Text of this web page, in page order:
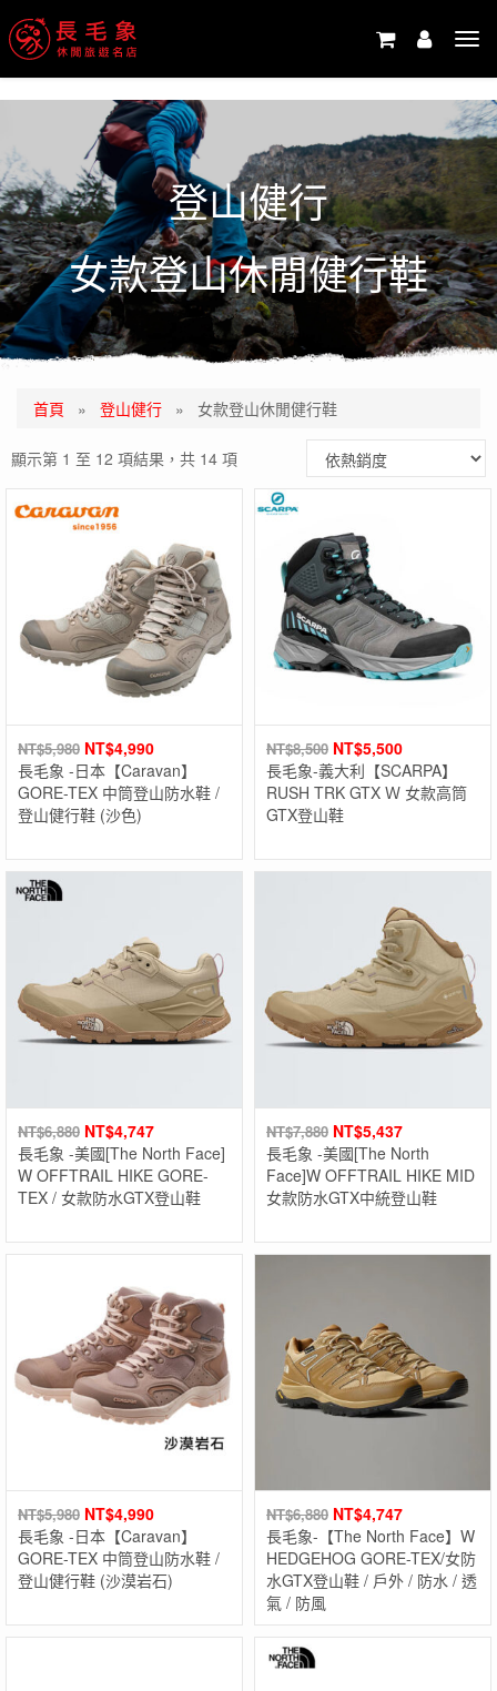
登山健行
女款登山休閒健行鞋
首頁 » 登山健行 » 女款登山休閒健行鞋
顯示第 1 至 12 項結果，共 14 項
NT$5,980 NT$4,990
長毛象 -日本【Caravan】
GORE-TEX 中筒登山防水鞋 /
登山健行鞋 (沙色)
NT$8,500 NT$5,500
長毛象-義大利【SCARPA】
RUSH TRK GTX Ｗ 女款高筒
GTX登山鞋
NT$6,880 NT$4,747
長毛象 -美國[The North Face]
W OFFTRAIL HIKE GORE-
TEX / 女款防水GTX登山鞋
NT$7,880 NT$5,437
長毛象 -美國[The North
Face]W OFFTRAIL HIKE MID
女款防水GTX中統登山鞋
NT$5,980 NT$4,990
長毛象 -日本【Caravan】
GORE-TEX 中筒登山防水鞋 /
登山健行鞋 (沙漠岩石)
NT$6,880 NT$4,747
長毛象-【The North Face】W
HEDGEHOG GORE-TEX/女防
水GTX登山鞋 / 戶外 / 防水 / 透
氣 / 防風